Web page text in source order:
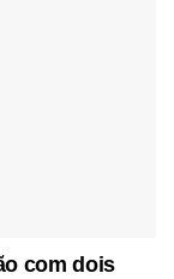
com dois